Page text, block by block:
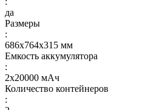
да
Размеры
:
686х764х315 мм
Емкость аккумулятора
:
2х20000 мАч
Количество контейнеров
: